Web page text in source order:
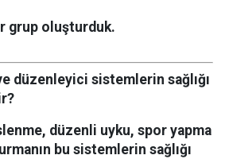
grup oluşturduk.
düzenleyici sistemlerin sağlığı
düzenli uyku, spor yapma
bu sistemlerin sağlığı